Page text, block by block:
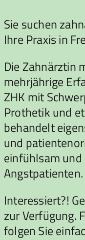
Sie suchen
Ihre Praxis in
Die Zahnärztin
mehrjährige
ZHK mit
Prothetik und
behandelt
und
einfühlsam
Angstpatienten.
Interessiert?!
zur Verfügung.
folgen Sie